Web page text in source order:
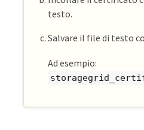
testo.
Salvare il file di testo
Ad esempio: